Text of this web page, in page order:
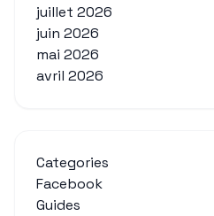
juillet 2026
juin 2026
mai 2026
avril 2026
Categories
Facebook
Guides